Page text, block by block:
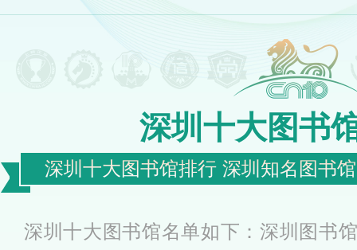
深圳十大图书
深圳十大图书馆排行 深圳知名图书
深圳十大图书馆名单如下：深圳图书